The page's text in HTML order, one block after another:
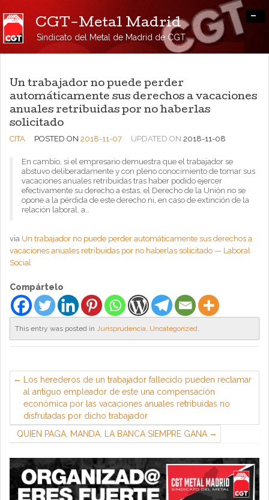
CGT-Metal Madrid
Sindicato del Metal de Madrid de CGT
-
Un trabajador no puede perder
automáticamente sus derechos a vacaciones
anuales retribuidas por no haberlas
solicitado
CITA POSTED ON 2018-11-07 UPDATED ON 2018-11-08
En cambio, si el empresario demuestra que el trabajador se
abstuvo deliberadamente y con pleno conocimiento de tomar sus
vacaciones anuales retribuidas tras haber podido ejercer
efectivamente su derecho a estas, el Derecho de la Unión no se
opone a la pérdida de este derecho ni, en caso de extinción de la
relación laboral, a…
via Un trabajador no puede perder automáticamente sus derechos a
vacaciones anuales retribuidas por no haberlas solicitado — Laboral
Social
Compártelo
This entry was posted in Jurisprudencia, Uncategorized.
Los herederos de un trabajador fallecido pueden reclamar
al antiguo empleador de este una compensación
económica por las vacaciones anuales retribuidas no
disfrutadas por dicho trabajador
QUIEN PAGA, MANDA. LA BANCA SIEMPRE GANA